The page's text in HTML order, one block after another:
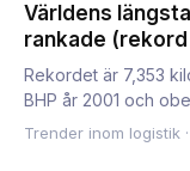
Världens
rankade
Rekordet är 7,353
BHP år 2001 och
b…
Trender inom logistik ·